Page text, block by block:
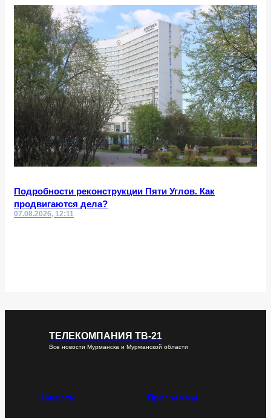
Подробности реконструкции Пяти Углов. Как
продвигаются дела?
07.08.2026, 12:11
ТЕЛЕКОМПАНИЯ ТВ-21
Все новости Мурманска и Мурманской области
Новости Программы